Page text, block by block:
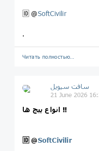
🆔 @SoftCivilir
.
Читать полностью…
سافت سیویل
21 June 2026
انواع پیچ ها ‼️
🆔@SoftCivilir